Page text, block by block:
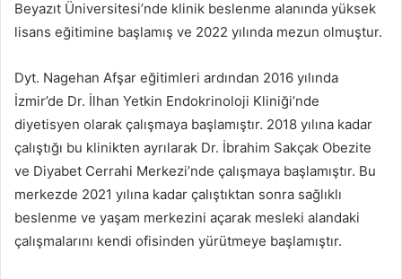
Beyazıt Üniversitesi’nde klinik beslenme alanında yüksek
lisans eğitimine başlamış ve 2022 yılında mezun olmuştur.
Dyt. Nagehan Afşar eğitimleri ardından 2016 yılında
İzmir’de Dr. İlhan Yetkin Endokrinoloji Kliniği’nde
diyetisyen olarak çalışmaya başlamıştır. 2018 yılına kadar
çalıştığı bu klinikten ayrılarak Dr. İbrahim Sakçak Obezite
ve Diyabet Cerrahi Merkezi’nde çalışmaya başlamıştır. Bu
merkezde 2021 yılına kadar çalıştıktan sonra sağlıklı
beslenme ve yaşam merkezini açarak mesleki alandaki
çalışmalarını kendi ofisinden yürütmeye başlamıştır.